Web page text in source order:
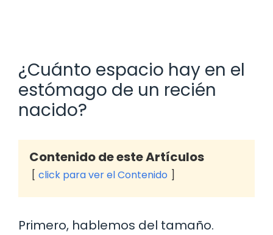
¿Cuánto espacio hay en el
estómago de un recién
nacido?
Contenido de este Artículos
click para ver el Contenido
Primero, hablemos del tamaño.